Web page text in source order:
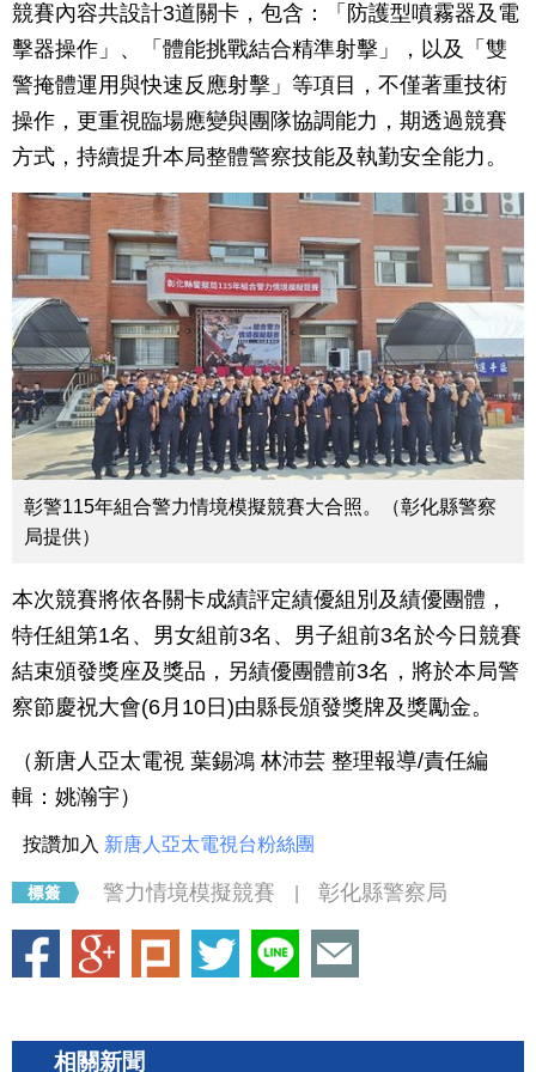
競賽內容共設計3道關卡，包含：「防護型噴霧器及電
擊器操作」、「體能挑戰結合精準射擊」，以及「雙
警掩體運用與快速反應射擊」等項目，不僅著重技術
操作，更重視臨場應變與團隊協調能力，期透過競賽
方式，持續提升本局整體警察技能及執勤安全能力。
彰警115年組合警力情境模擬競賽大合照。（彰化縣警察
局提供）
本次競賽將依各關卡成績評定績優組別及績優團體，
特任組第1名、男女組前3名、男子組前3名於今日競賽
結束頒發獎座及獎品，另績優團體前3名，將於本局警
察節慶祝大會(6月10日)由縣長頒發獎牌及獎勵金。
（新唐人亞太電視 葉錫鴻 林沛芸 整理報導/責任編
輯： 姚瀚宇 ）
按讚加入 新唐人亞太電視台粉絲團
警力情境模擬競賽 彰化縣警察局
相關新聞